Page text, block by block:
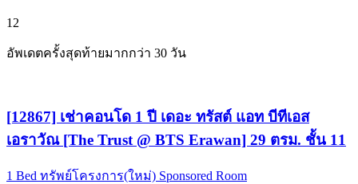
12
อัพเดตครั้งสุดท้ายมากกว่า 30 วัน
[12867] เช่าคอนโด 1 ปี เดอะ ทรัสต์ แอท บีทีเอส
เอราวัณ [The Trust @ BTS Erawan] 29 ตรม. ชั้น 11
1 Bed ทรัพย์โครงการ(ใหม่) Sponsored Room